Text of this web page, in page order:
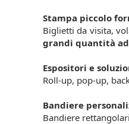
Stampa piccolo
Biglietti da visita,
grandi quantità
Espositori e
Roll-up, pop-up,
Bandiere
Bandiere